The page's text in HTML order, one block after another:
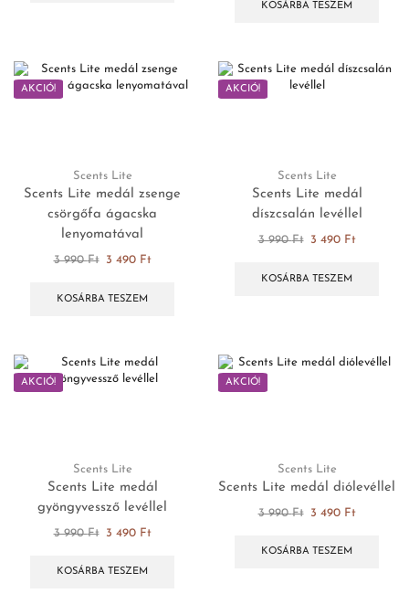
KOSÁRBA TESZEM
AKCIÓ!
Scents Lite
Scents Lite medál zsenge
csörgőfa ágacska
lenyomatával
3 990Ft 3 490 Ft
KOSÁRBA TESZEM
AKCIÓ!
Scents Lite
Scents Lite medál
díszcsalán levéllel
3 990Ft 3 490 Ft
KOSÁRBA TESZEM
AKCIÓ!
Scents Lite
Scents Lite medál
gyöngyvessző levéllel
3 990Ft 3 490 Ft
KOSÁRBA TESZEM
AKCIÓ!
Scents Lite
Scents Lite medál diólevéllel
3 990Ft 3 490 Ft
KOSÁRBA TESZEM